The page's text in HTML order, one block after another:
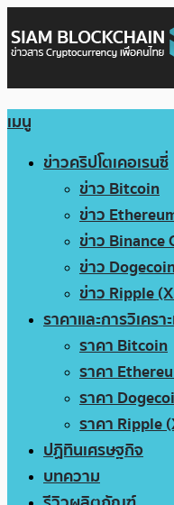
เมนู
ข่าวคริปโตเคอเรนซี่
ข่าว Bitcoin
ข่าว
ข่าว Binance
ข่าว
ข่าว Ripple
ราคาและการวิเครา
ราคา Bitcoin
ราคา
ราคา
ราคา Ripple
ปฏิทินเศรษฐกิจ
บทความ